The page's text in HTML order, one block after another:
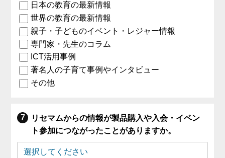
日本の教育の最新情報
世界の教育の最新情報
親子・子どものイベント・レジャー情報
専門家・先生のコラム
ICT活用事例
著名人の子育て事例やインタビュー
その他
リセマムからの情報が製品購入や入会・イベン
ト参加につながったことがありますか。